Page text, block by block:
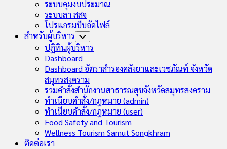
ระบบคุมงบประมาณ
ระบบลา สสจ
โปรแกรมบีบอัดไฟล์
สำหรับผู้บริหาร Toggle
Child
Menu
ปฏิทินผู้บริหาร
Dashboard
Dashboard อัตราสำรองคลังยาและเวชภัณฑ์ จังหวัด
สมุทรสงคราม
รวมคำสั่งสำนักงานสาธารณสุขจังหวัดสมุทรสงคราม
ทำเนียบคำสั่ง/กฎหมาย (admin)
ทำเนียบคำสั่ง/กฎหมาย (user)
Food Safety and Tourism
Wellness Tourism Samut Songkhram
ติดต่อเรา